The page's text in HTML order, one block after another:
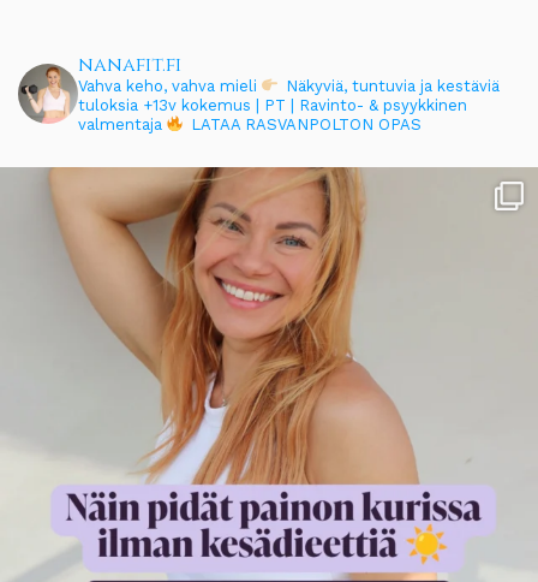
nanafit.fi
Vahva keho, vahva mieli
Näkyviä, tuntuvia ja kestäviä
tuloksia +13v kokemus | PT | Ravinto- & psyykkinen
valmentaja
LATAA RASVANPOLTON OPAS